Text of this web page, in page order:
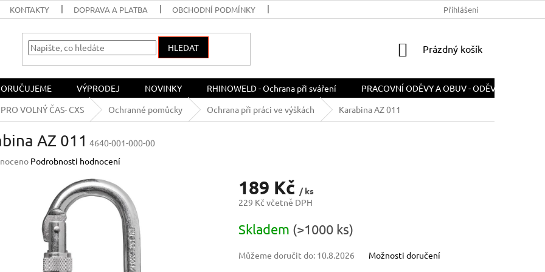
KONTAKTY DOPRAVA A PLATBA OBCHODNÍ PODMÍNKY ODSTOUPENÍ OD
Přihlášení
HLEDAT
NÁKUPNÍ
Prázdný košík
VÝPRODEJ NOVINKY RHINOWELD - Ochrana při sváření
PRACOVNÍ ODĚVY A OBUV - ODĚVY A OBUV
VOLNÝ ČAS- CXS Ochranné pomůcky Ochrana při práci ve výškách Karabina AZ 011
AZ 011 4640-001-000-00
Podrobnosti hodnocení
189 Kč / ks
229 Kč včetně DPH
cena:
Skladem (>1000 ks)
Můžeme doručit do: 10.8.2026 Možnosti doručení